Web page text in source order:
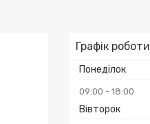
Графік роботи
Понеділок
09:00 18:00
Вівторок